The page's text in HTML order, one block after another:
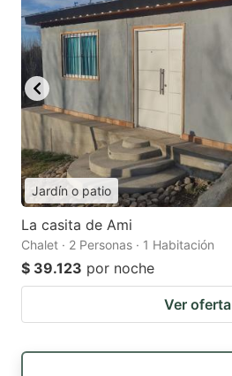
Jardín o patio
La casita de Ami
Chalet · 2 Personas · 1 Habitación
$ 39.123 por noche
Ver oferta